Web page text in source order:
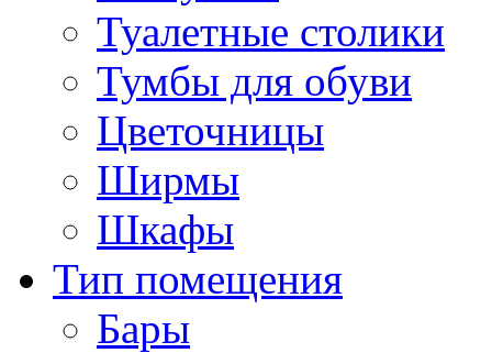
Туалетные столики
Тумбы для обуви
Цветочницы
Ширмы
Шкафы
Тип помещения
Бары